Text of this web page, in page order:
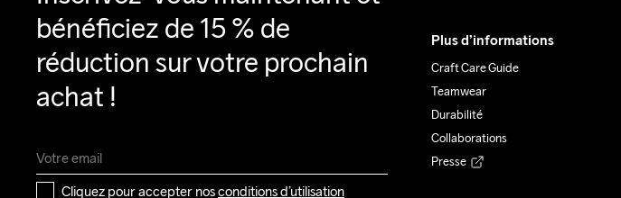
bénéficiez de 15 % de
réduction sur votre prochain
achat !
Cliquez pour accepter nos conditions d’utilisation
Plus d’informations
Craft Care Guide
Teamwear
Durabilité
Collaborations
Presse